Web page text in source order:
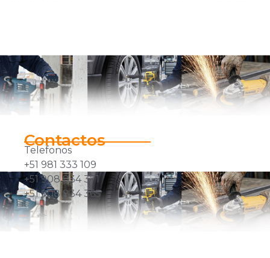
Contactos
Telefonos
+51 981 333 109
+51 908 834 371
+51 908 834 365